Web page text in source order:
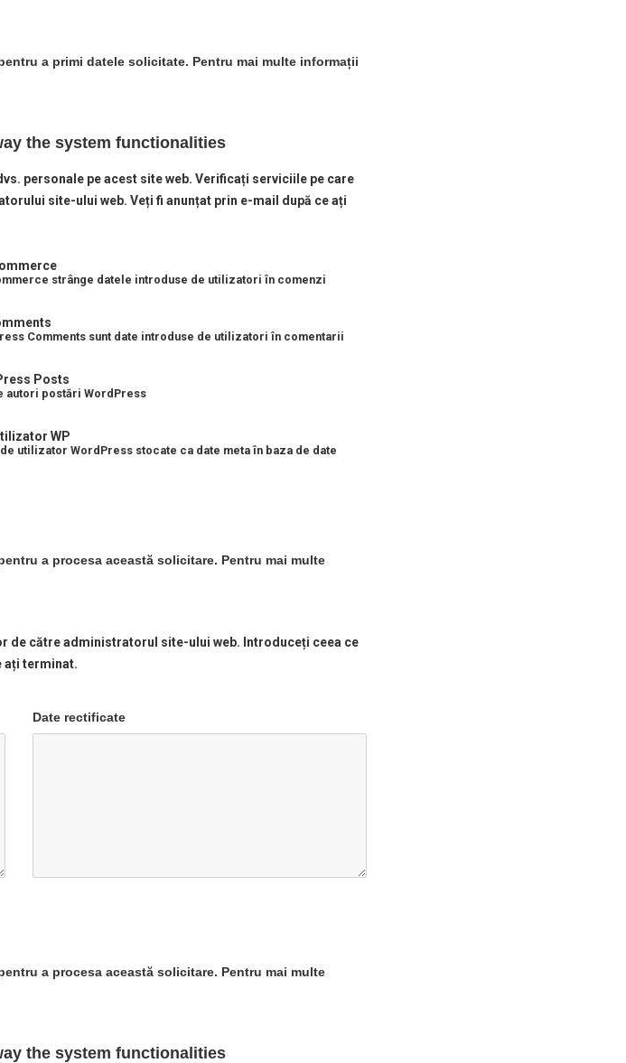
a primi datele solicitate. Pentru mai multe informații
the system functionalities
personale pe acest site web. Verificați serviciile pe care
site-ului web. Veți fi anunțat prin e-mail după ce ați
strânge datele introduse de utilizatori în comenzi
Comments sunt date introduse de utilizatori în comentarii
Posts
autori postări WordPress
WP
utilizator WordPress stocate ca date meta în baza de date
a procesa această solicitare. Pentru mai multe
de către administratorul site-ului web. Introduceți ceea ce
ați terminat.
Date rectificate
a procesa această solicitare. Pentru mai multe
the system functionalities